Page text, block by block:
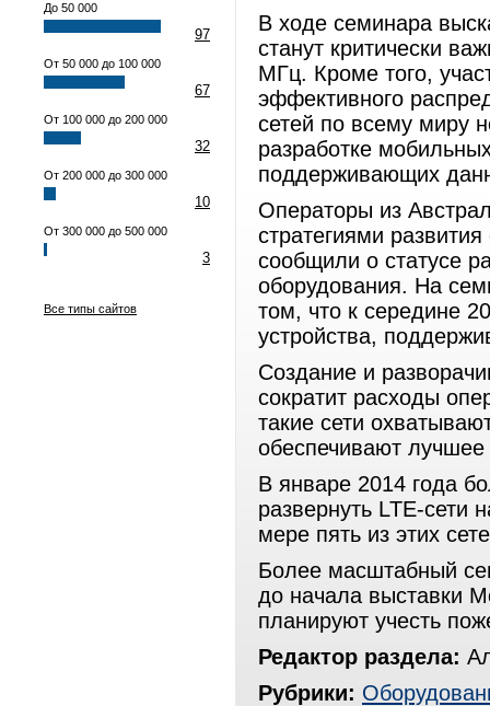
До 50 000
97
От 50 000 до 100 000
67
От 100 000 до 200 000
32
От 200 000 до 300 000
10
От 300 000 до 500 000
3
Все типы сайтов
В ходе семинара
станут критически
МГц. Кроме того,
эффективного
сетей по всему миру
разработке
поддерживающих
Операторы из
стратегиями
сообщили о статусе
оборудования. На
том, что к середине
устройства,
Создание и
сократит расходы
такие сети
обеспечивают
В январе 2014 года
развернуть LTE-сети
мере пять из этих
Более масштабный
до начала выставки
планируют учесть
Редактор раздела:
Рубрики: